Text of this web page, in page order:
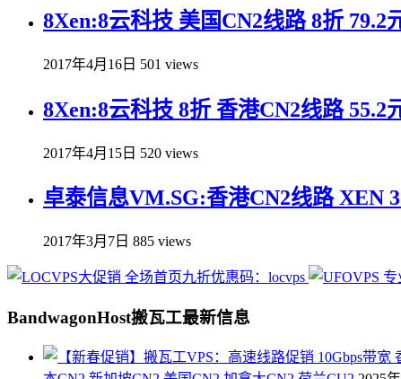
8Xen:8云科技 美国CN2线路 8折
2017年4月16日 501 views
8Xen:8云科技 8折 香港CN2线路
2017年4月15日 520 views
卓泰信息VM.SG:香港CN2线路 XEN
2017年3月7日 885 views
BandwagonHost搬瓦工最新信息